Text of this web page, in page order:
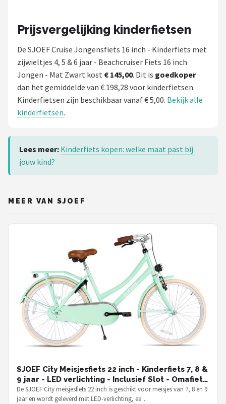
Prijsvergelijking kinderfietsen
De SJOEF Cruise Jongensfiets 16 inch - Kinderfiets met
zijwieltjes 4, 5 & 6 jaar - Beachcruiser Fiets 16 inch
Jongen - Mat Zwart kost € 145,00. Dit is goedkoper
dan het gemiddelde van € 198,28 voor kinderfietsen.
Kinderfietsen zijn beschikbaar vanaf € 5,00. Bekijk alle
kinderfietsen.
Lees meer: Kinderfiets kopen: welke maat past bij
jouw kind?
MEER VAN SJOEF
SJOEF City Meisjesfiets 22 inch - Kinderfiets 7, 8 &
9 jaar - LED verlichting - Inclusief Slot - Omafiets
22 inch - Turquoise
De SJOEF City meisjesfiets 22 inch is geschikt voor meisjes van 7, 8 en 9
jaar en wordt geleverd met LED-verlichting, ee…